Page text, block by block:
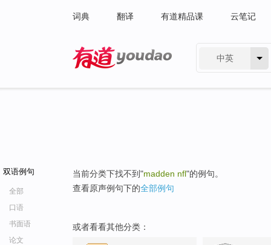
词典 翻译 有道精品课 云笔记
中英
双语例句
全部
口语
书面语
论文
当前分类下找不到"madden nfl"的例句。
查看原声例句下的全部例句
或者看看其他分类：